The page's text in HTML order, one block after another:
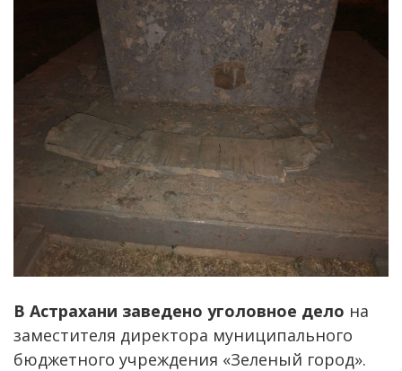
В Астрахани заведено уголовное дело на
заместителя директора муниципального
бюджетного учреждения «Зеленый город».